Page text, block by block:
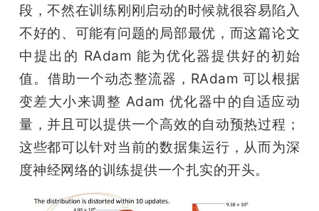
段，不然在训练刚刚启动的时候就很容易陷入
不好的、可能有问题的局部最优，而这篇论文
中提出的 RAdam 能为优化器提供好的初始
值。借助一个动态整流器，RAdam 可以根据
变差大小来调整 Adam 优化器中的自适应动
量，并且可以提供一个高效的自动预热过程；
这些都可以针对当前的数据集运行，从而为深
度神经网络的训练提供一个扎实的开头。